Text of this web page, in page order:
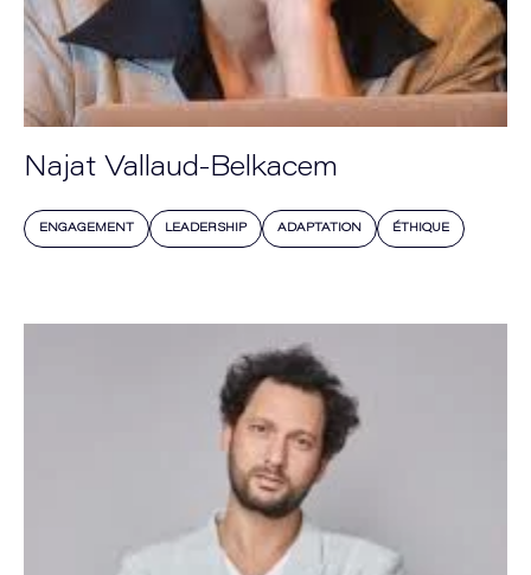
Najat Vallaud-Belkacem
ENGAGEMENT LEADERSHIP ADAPTATION ÉTHIQUE